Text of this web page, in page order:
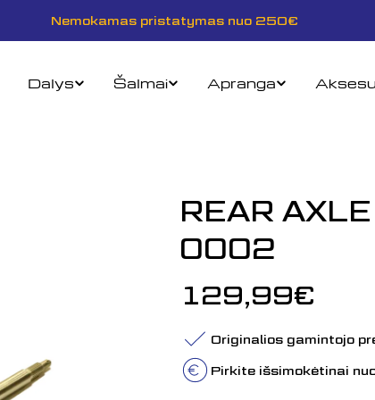
Nemokamas pristatymas nuo 250€
Dalys Šalmai Apranga
REAR
0002
Įprasta
kaina
129,99€
Originalios gamintojo
Pirkite išsimokėtinai